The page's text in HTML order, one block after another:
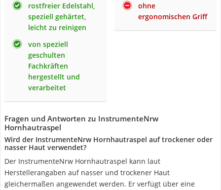
rostfreier Edelstahl,
speziell gehärtet,
leicht zu reinigen
von speziell
geschulten
Fachkräften
hergestellt und
verarbeitet
ohne
ergonomischen Griff
Fragen und Antworten zu InstrumenteNrw
Hornhautraspel
Wird der InstrumenteNrw Hornhautraspel auf trockener oder
nasser Haut verwendet?
Der InstrumenteNrw Hornhautraspel kann laut
Herstellerangaben auf nasser und trockener Haut
gleichermaßen angewendet werden. Er verfügt über eine